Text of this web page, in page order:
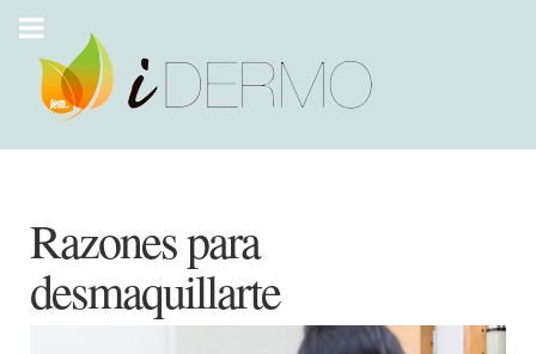
Razones para
desmaquillarte